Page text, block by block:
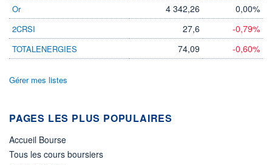
ESTIMÉ 2026
PER ESTIMÉ
2026
DERNIER
ÉCHANGE
Or 4 342,26 0,00%
2CRSI 27,6 -0,79%
TOTALENERGIES 74,09 -0,60%
Gérer mes listes
PAGES LES PLUS POPULAIRES
Accueil Bourse
Tous les cours boursiers